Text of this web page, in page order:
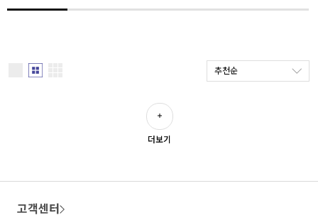
원피스
니트
액티브웨어
ACC
추천순
더보기
고객센터